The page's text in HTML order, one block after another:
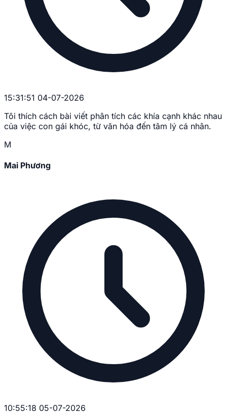
15:31:51 04-07-2026
Tôi thích cách bài viết phân tích các khía cạnh khác nhau
của việc con gái khóc, từ văn hóa đến tâm lý cá nhân.
M
Mai Phương
10:55:18 05-07-2026